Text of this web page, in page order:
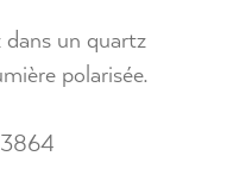
un quartz
polarisée.⁠